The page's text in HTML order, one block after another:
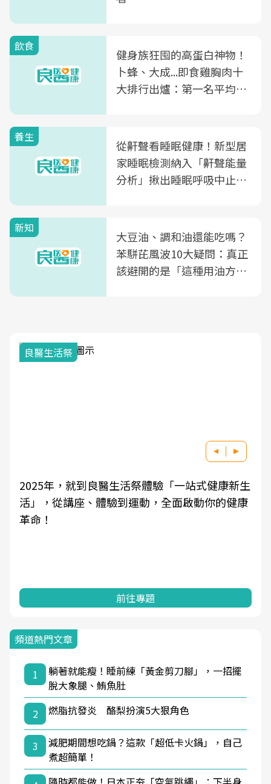
飲食
健身族狂囤的高蛋白神物！
卜蜂、大成...即食雞胸肉十
大排行出爐：第一名平均一
養生
從鼾聲看睡眠健康！新型居
家睡眠檢測納入「鼾聲能量
分析」揪出睡眠呼吸中止症
新知
大豆油、調和油還能吃嗎？
苯駢芘風波10大疑問：真正
該避開的是「這種用油方
良醫生活祭
2025年，就到良醫生活祭體驗「一站式健康新生
活」，從講座、體驗到運動，全面啟動你的健康
革命！
前往專題
頻道熱門文章
1
躺著就能瘦！睡前練「黃金剪刀腳」，一招擺
脫大象腿、鮪魚肚
2
燃脂抗發炎 酪梨扮演5大狠角色
3
減肥期間想吃鍋？這款「超低卡火鍋」，自己
煮超簡單！